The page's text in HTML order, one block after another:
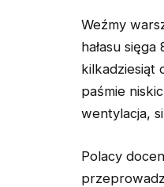
Weźmy
hałasu
kilkadziesiąt
paśmie
wentylacja,
Polacy